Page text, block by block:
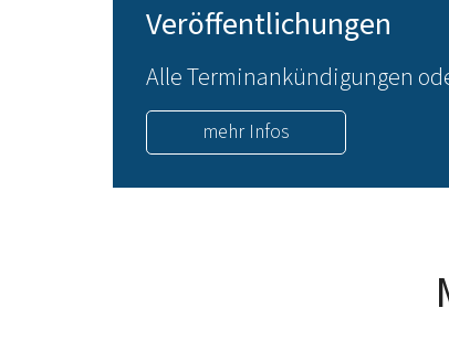
Veröffentlichungen
Alle Terminankündigungen
mehr Infos